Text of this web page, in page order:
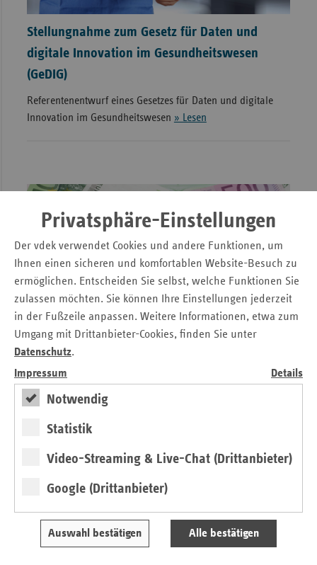
Privatsphäre-Einstellungen
Der vdek verwendet Cookies und andere Funktionen, um
Ihnen einen sicheren und komfortablen Website-Besuch zu
ermöglichen. Entscheiden Sie selbst, welche Funktionen Sie
zulassen möchten. Sie können Ihre Einstellungen jederzeit
in der Fußzeile anpassen. Weitere Informationen, etwa zum
Umgang mit Drittanbieter-Cookies, finden Sie unter
Datenschutz.
Impressum
Details
Notwendig
Statistik
Video-Streaming & Live-Chat (Drittanbieter)
Google (Drittanbieter)
Auswahl bestätigen Alle bestätigen
Stellungnahme zum Gesetz für Daten und
digitale Innovation im Gesundheitswesen
(GeDIG)
Referentenentwurf eines Gesetzes für Daten und digitale
Innovation im Gesundheitswesen » Lesen
Stellungnahme zum GKV-
Beitragssatzstabilisierungsgesetz (BStabG)
Referentenentwurf eines Gesetzes zur Stabilisierung der
Krankenversicherung» Lesen